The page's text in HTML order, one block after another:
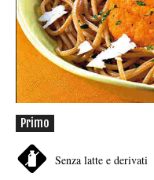
Primo
Senza latte e derivati